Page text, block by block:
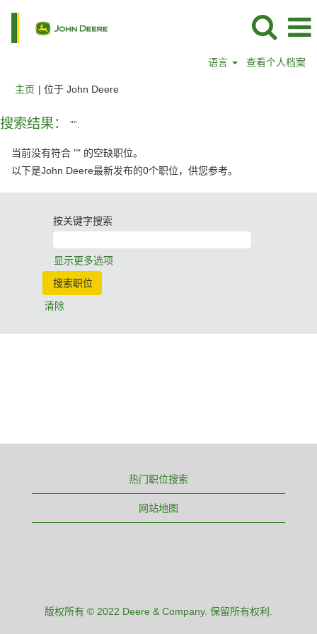
语言 查看个人档案
主页 | 位于 John Deere（当
搜索结果： "".
当前没有符合 "" 的空缺职位。
以下是John Deere最新发布的0个职位，供您参考。
按关键字搜索
显示更多选项
清除
热门职位搜索
网站地图
版权所有 © 2022 Deere & Company. 保留所有权利.